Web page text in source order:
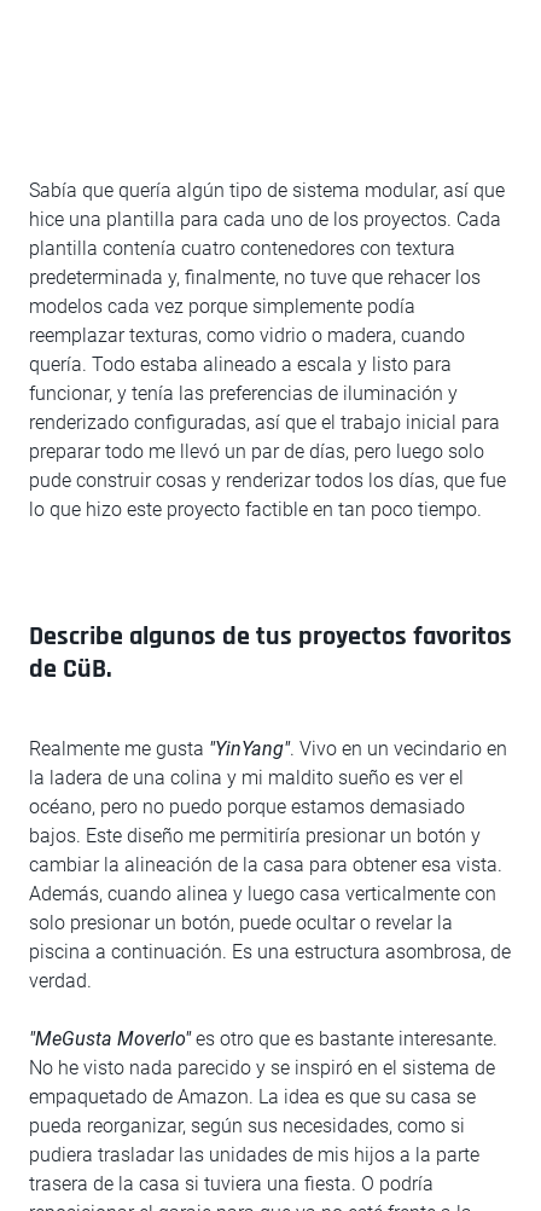
Sabía que quería algún tipo de sistema modular, así que
hice una plantilla para cada uno de los proyectos. Cada
plantilla contenía cuatro contenedores con textura
predeterminada y, finalmente, no tuve que rehacer los
modelos cada vez porque simplemente podía
reemplazar texturas, como vidrio o madera, cuando
quería. Todo estaba alineado a escala y listo para
funcionar, y tenía las preferencias de iluminación y
renderizado configuradas, así que el trabajo inicial para
preparar todo me llevó un par de días, pero luego solo
pude construir cosas y renderizar todos los días, que fue
lo que hizo este proyecto factible en tan poco tiempo.
Describe algunos de tus proyectos favoritos
de CüB.
Realmente me gusta "YinYang". Vivo en un vecindario en
la ladera de una colina y mi maldito sueño es ver el
océano, pero no puedo porque estamos demasiado
bajos. Este diseño me permitiría presionar un botón y
cambiar la alineación de la casa para obtener esa vista.
Además, cuando alinea y luego casa verticalmente con
solo presionar un botón, puede ocultar o revelar la
piscina a continuación. Es una estructura asombrosa, de
verdad.
"MeGusta Moverlo"es otro que es bastante interesante.
No he visto nada parecido y se inspiró en el sistema de
empaquetado de Amazon. La idea es que su casa se
pueda reorganizar, según sus necesidades, como si
pudiera trasladar las unidades de mis hijos a la parte
trasera de la casa si tuviera una fiesta. O podría